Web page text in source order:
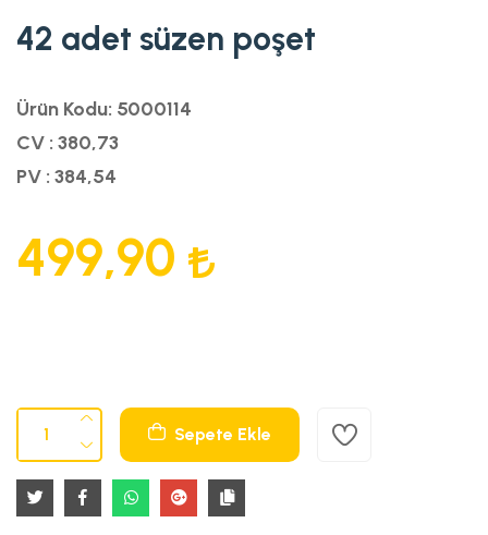
42 adet süzen poşet
Ürün Kodu: 5000114
CV : 380,73
PV : 384,54
499,90
Sepete Ekle